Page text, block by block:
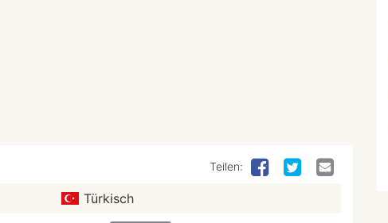
Teilen:
Türkisch